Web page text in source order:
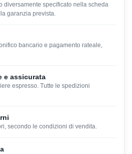
diversamente specificato nella scheda
garanzia prevista.
bancario e pagamento rateale,
e assicurata
espresso. Tutte le spedizioni
secondo le condizioni di vendita.